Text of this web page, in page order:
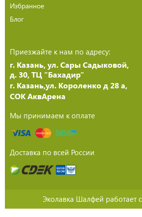
Избранное
Блог
Приезжайте к нам по адресу:
г. Казань, ул. Сары Садыковой,
д. 30, ТЦ "Бахадир"
г. Казань,ул. Короленко д 28 а,
СОК АквАрена
Мы принимаем к оплате
Доставка по всей России
Эколавка Шалфей работает